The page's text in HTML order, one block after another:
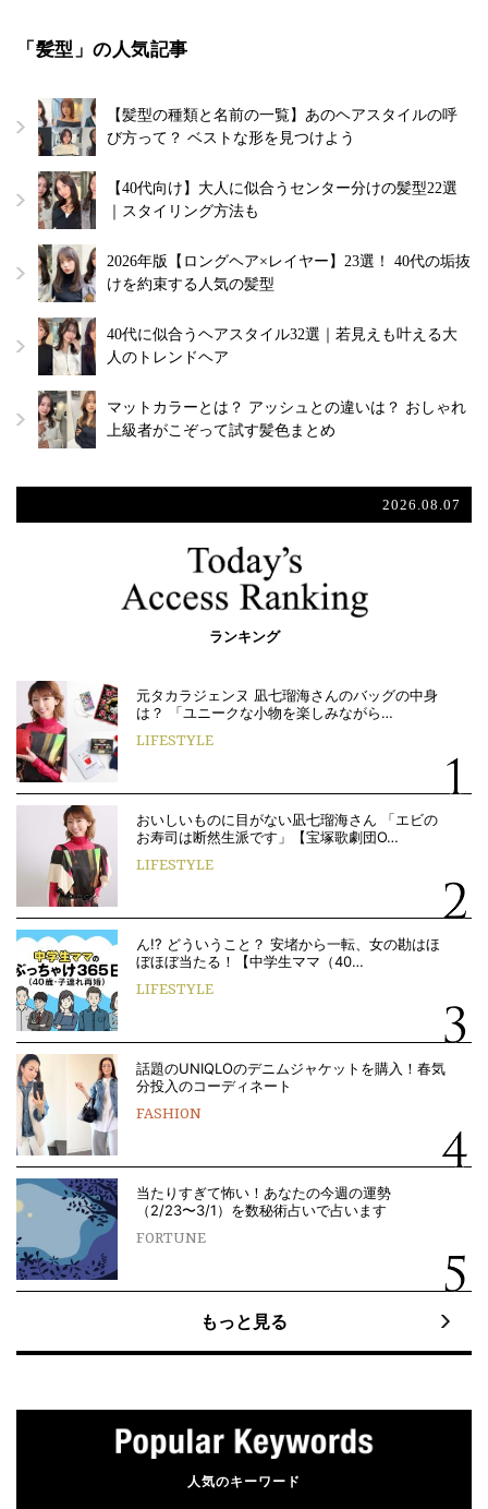
「髪型」の人気記事
【髪型の種類と名前の一覧】あのヘアスタイルの呼
び方って？ ベストな形を見つけよう
【40代向け】大人に似合うセンター分けの髪型22選
｜スタイリング方法も
2026年版【ロングヘア×レイヤー】23選！ 40代の垢抜
けを約束する人気の髪型
40代に似合うヘアスタイル32選｜若見えも叶える大
人のトレンドヘア
マットカラーとは？ アッシュとの違いは？ おしゃれ
上級者がこぞって試す髪色まとめ
2026.08.07
ランキング
元タカラジェンヌ 凪七瑠海さんのバッグの中身
は？ 「ユニークな小物を楽しみながら…
LIFESTYLE
おいしいものに目がない凪七瑠海さん 「エビの
お寿司は断然生派です」【宝塚歌劇団O…
LIFESTYLE
ん!? どういうこと？ 安堵から一転、女の勘はほ
ぼほぼ当たる！【中学生ママ（40…
LIFESTYLE
話題のUNIQLOのデニムジャケットを購入！春気
分投入のコーディネート
FASHION
当たりすぎて怖い！あなたの今週の運勢
（2/23〜3/1）を数秘術占いで占います
FORTUNE
もっと見る
人気のキーワード